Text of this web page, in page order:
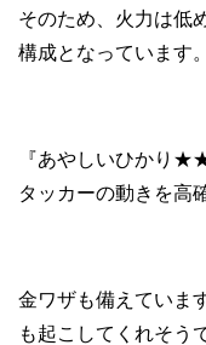
そのため、火力は低
構成となっています。
『あやしいひかり
タッカーの動きを高
金ワザも備えていま
も起こしてくれそう